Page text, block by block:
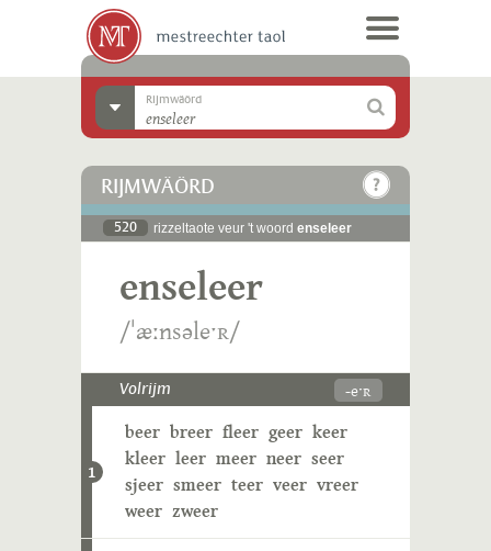
Rijmwäörd
RIJMWÄÖRD
520 rizzeltaote veur 't woord enseleer
enseleer
/ˈæːnsəleˑʀ/
Volrijm -eˑʀ
1
beer breer fleer geer keer
kleer leer meer neer seer
sjeer smeer teer veer vreer
weer zweer